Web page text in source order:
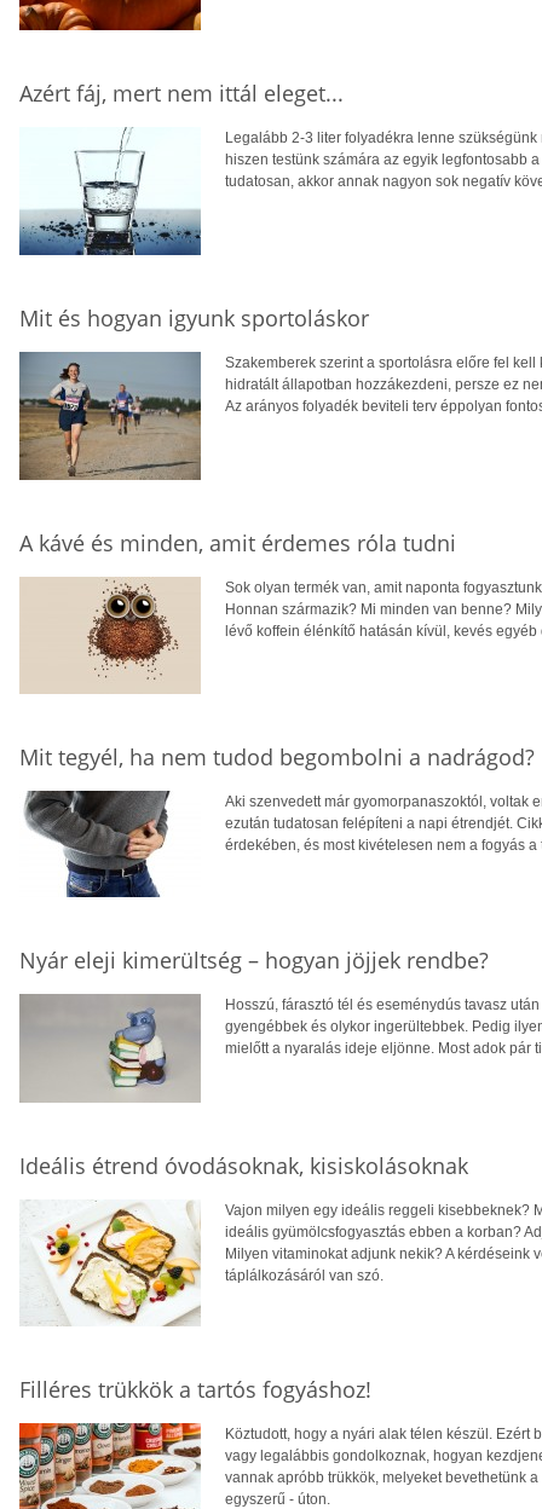
Azért fáj, mert nem ittál eleget...
Legalább 2-3 liter folyadékra lenne
hiszen testünk számára az egyik legfontosabb
tudatosan, akkor annak nagyon sok negatív
Mit és hogyan igyunk sportoláskor
Szakemberek szerint a sportolásra előre fel
hidratált állapotban hozzákezdeni, persze ez
Az arányos folyadék beviteli terv éppolyan
A kávé és minden, amit érdemes róla tudni
Sok olyan termék van, amit naponta
Honnan származik? Mi minden van benne?
lévő koffein élénkítő hatásán kívül, kevés
Mit tegyél, ha nem tudod begombolni a nadrágod?
Aki szenvedett már gyomorpanaszoktól, voltak
ezután tudatosan felépíteni a napi étrendjét.
érdekében, és most kivételesen nem a fogyás a
Nyár eleji kimerültség – hogyan jöjjek rendbe?
Hosszú, fárasztó tél és eseménydús tavasz
gyengébbek és olykor ingerültebbek. Pedig
mielőtt a nyaralás ideje eljönne. Most adok pár
Ideális étrend óvodásoknak, kisiskolásoknak
Vajon milyen egy ideális reggeli kisebbeknek?
ideális gyümölcsfogyasztás ebben a korban?
Milyen vitaminokat adjunk nekik? A kérdéseink
táplálkozásáról van szó.
Filléres trükkök a tartós fogyáshoz!
Köztudott, hogy a nyári alak télen készül.
vagy legalábbis gondolkoznak, hogyan
vannak apróbb trükkök, melyeket bevethetünk
egyszerű - úton.